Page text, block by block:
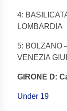
4:
LOMBARDIA
5: BOLZANO
VENEZIA
GIRONE D:
Under 19